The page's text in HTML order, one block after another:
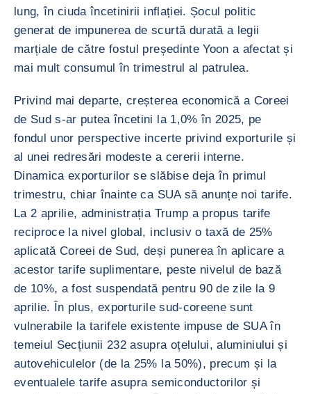
lung, în ciuda încetinirii inflației. Șocul politic
generat de impunerea de scurtă durată a legii
marțiale de către fostul președinte Yoon a afectat și
mai mult consumul în trimestrul al patrulea.
Privind mai departe, creșterea economică a Coreei
de Sud s-ar putea încetini la 1,0% în 2025, pe
fondul unor perspective incerte privind exporturile și
al unei redresări modeste a cererii interne.
Dinamica exporturilor se slăbise deja în primul
trimestru, chiar înainte ca SUA să anunțe noi tarife.
La 2 aprilie, administrația Trump a propus tarife
reciproce la nivel global, inclusiv o taxă de 25%
aplicată Coreei de Sud, deși punerea în aplicare a
acestor tarife suplimentare, peste nivelul de bază
de 10%, a fost suspendată pentru 90 de zile la 9
aprilie. În plus, exporturile sud-coreene sunt
vulnerabile la tarifele existente impuse de SUA în
temeiul Secțiunii 232 asupra oțelului, aluminiului și
autovehiculelor (de la 25% la 50%), precum și la
eventualele tarife asupra semiconductorilor și